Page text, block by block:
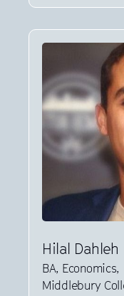
Hilal Dahleh
BA, Economics,
Middlebury